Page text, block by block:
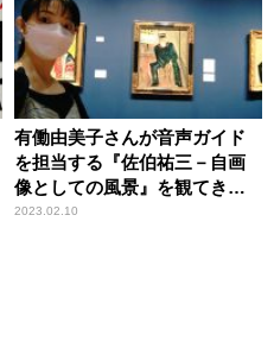
有働由美子さんが音声ガイド
を担当する『佐伯祐三－自画
像としての風景』を観てき
た。ニッポン放送アナウンサ
2023.02.10